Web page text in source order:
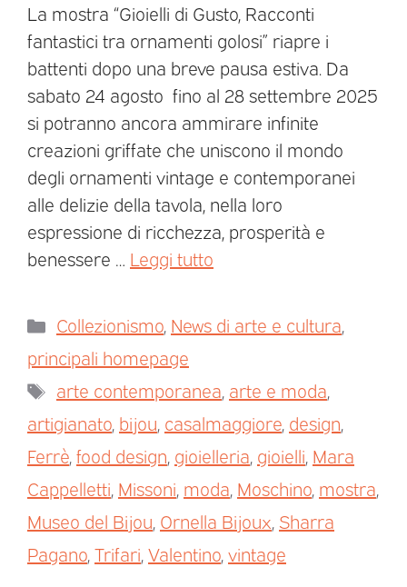
La mostra “Gioielli di Gusto, Racconti
fantastici tra ornamenti golosi” riapre i
battenti dopo una breve pausa estiva. Da
sabato 24 agosto fino al 28 settembre 2025
si potranno ancora ammirare infinite
creazioni griffate che uniscono il mondo
degli ornamenti vintage e contemporanei
alle delizie della tavola, nella loro
espressione di ricchezza, prosperità e
benessere … Leggi tutto
Collezionismo, News di arte e cultura,
principali homepage
arte contemporanea, arte e moda,
artigianato, bijou, casalmaggiore, design,
Ferrè,food design, gioielleria, gioielli, Mara
Cappelletti, Missoni, moda, Moschino, mostra,
Museo del Bijou, Ornella Bijoux, Sharra
Pagano,Trifari,Valentino,vintage